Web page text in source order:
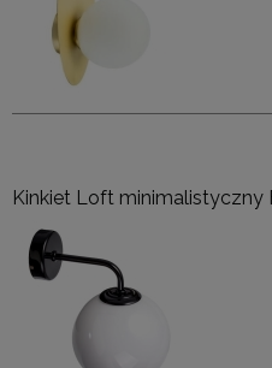
Kinkiet Loft minimalistyczny